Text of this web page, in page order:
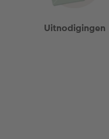
Uitnodigingen